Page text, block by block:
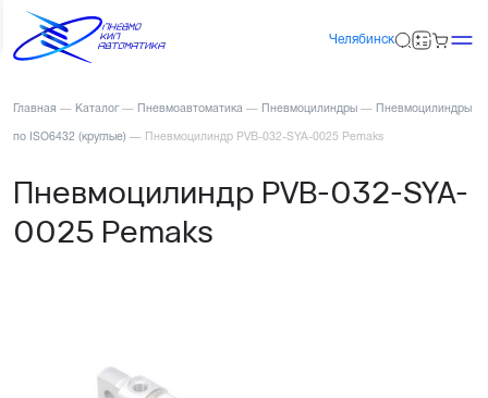
Челябинск
Главная — Каталог — Пневмоавтоматика — Пневмоцилиндры — Пневмоцилиндры
по ISO6432 (круглые) — Пневмоцилиндр PVB-032-SYA-0025 Pemaks
Пневмоцилиндр PVB-032-SYA-
0025 Pemaks